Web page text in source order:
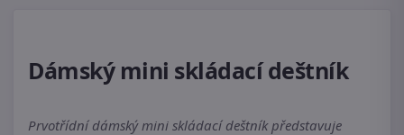
Dámský mini skládací deštník
Prvotřídní dámský mini skládací deštník představuje